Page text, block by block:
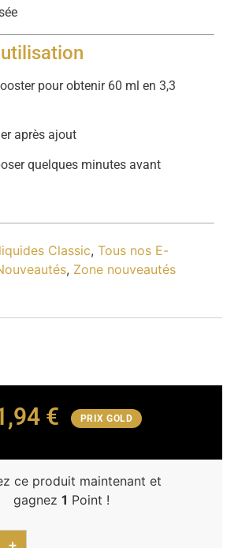
pour obtenir 60 ml en 3,3
après ajout
quelques minutes avant
Classic, Tous nos E-
, Zone nouveautés
€ PRIX GOLD
ce produit maintenant et
gagnez 1 Point !
+